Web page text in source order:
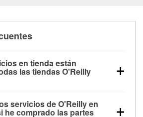
en tienda están
las tiendas O'Reilly
pruebas de alternador y
servicios de O'Reilly en
he comprado las partes